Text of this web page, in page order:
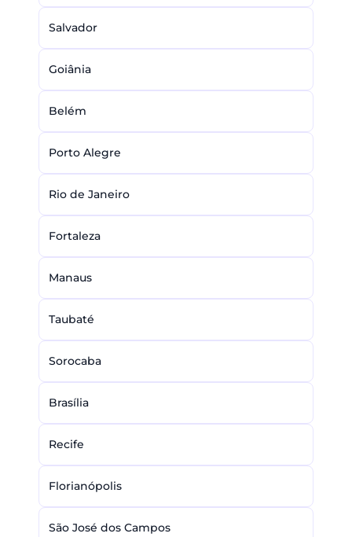
Salvador
Goiânia
Belém
Porto Alegre
Rio de Janeiro
Fortaleza
Manaus
Taubaté
Sorocaba
Brasília
Recife
Florianópolis
São José dos Campos